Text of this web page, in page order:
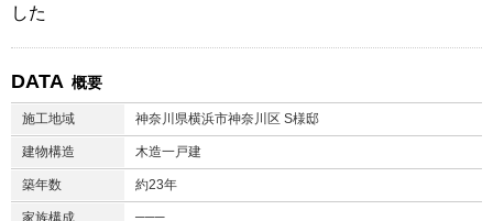
した
DATA 概要
施工地域 神奈川県横浜市神奈川区 S様邸
建物構造 木造一戸建
築年数 約23年
家族構成 ───